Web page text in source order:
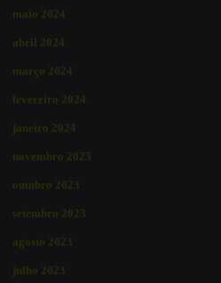
maio 2024
abril 2024
março 2024
fevereiro 2024
janeiro 2024
novembro 2023
outubro 2023
setembro 2023
agosto 2023
julho 2023